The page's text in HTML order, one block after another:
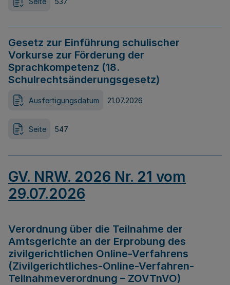
Gesetz zur Einführung schulischer
Vorkurse zur Förderung der
Sprachkompetenz (18.
Schulrechtsänderungsgesetz)
Ausfertigungsdatum 21.07.2026
Seite 547
GV. NRW. 2026 Nr. 21 vom
29.07.2026
Verordnung über die Teilnahme der
Amtsgerichte an der Erprobung des
zivilgerichtlichen Online-Verfahrens
(Zivilgerichtliches-Online-Verfahren-
Teilnahmeverordnung – ZOVTnVO)